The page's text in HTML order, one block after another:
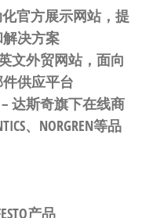
官方展示网站，提
决方案
文外贸网站，面向
供应平台
– 达斯奇旗下在线商
、NORGREN等品
产品